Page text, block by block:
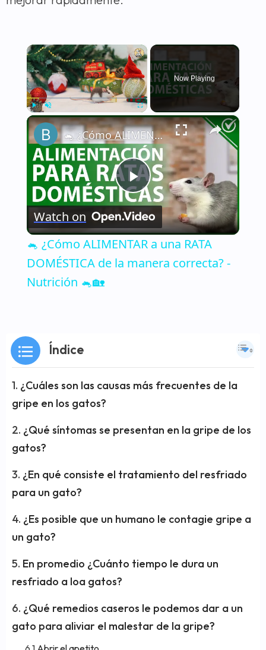
×
Play Unmute Fullscreen
Now Playing
×
Play
Video
🐁 ¿Cómo ALIMENTAR a una RATA DOMÉSTICA de la manera correcta? - Nutrición 🐁🏡
Watch on
🐁 ¿Cómo ALIMENTAR a una RATA
DOMÉSTICA de la manera correcta? -
Nutrición 🐁🏡
Índice
¿Cuáles son las causas más frecuentes de la
gripe en los gatos?
¿Qué síntomas se presentan en la gripe de los
gatos?
¿En qué consiste el tratamiento del resfriado
para un gato?
¿Es posible que un humano le contagie gripe a
un gato?
En promedio ¿Cuánto tiempo le dura un
resfriado a loa gatos?
¿Qué remedios caseros le podemos dar a un
gato para aliviar el malestar de la gripe?